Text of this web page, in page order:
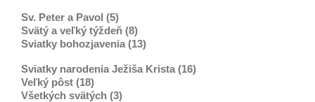
Sv. Peter a Pavol (5)
Svätý a veľký týždeň (8)
Sviatky bohozjavenia (13)
Sviatky narodenia Ježiša Krista (16)
Veľký pôst (18)
Všetkých svätých (3)